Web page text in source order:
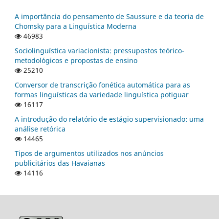
A importância do pensamento de Saussure e da teoria de
Chomsky para a Linguística Moderna
46983
Sociolinguística variacionista: pressupostos teórico-
metodológicos e propostas de ensino
25210
Conversor de transcrição fonética automática para as
formas linguísticas da variedade linguística potiguar
16117
A introdução do relatório de estágio supervisionado: uma
análise retórica
14465
Tipos de argumentos utilizados nos anúncios
publicitários das Havaianas
14116